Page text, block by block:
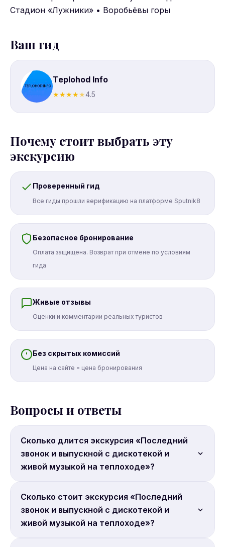
Стадион «Лужники» • Воробьёвы горы
Ваш гид
Teplohod Info
★★★★★4.5
Почему стоит выбрать эту
экскурсию
Проверенный гид
Все гиды прошли верификацию на платформе Sputnik8
Безопасное бронирование
Оплата защищена. Возврат при отмене по условиям
гида
Живые отзывы
Оценки и комментарии реальных туристов
Без скрытых комиссий
Цена на сайте = цена бронирования
Вопросы и ответы
Сколько длится экскурсия «Последний
звонок и выпускной с дискотекой и
живой музыкой на теплоходе»?
Продолжительность: 3 часа.
Сколько стоит экскурсия «Последний
звонок и выпускной с дискотекой и
живой музыкой на теплоходе»?